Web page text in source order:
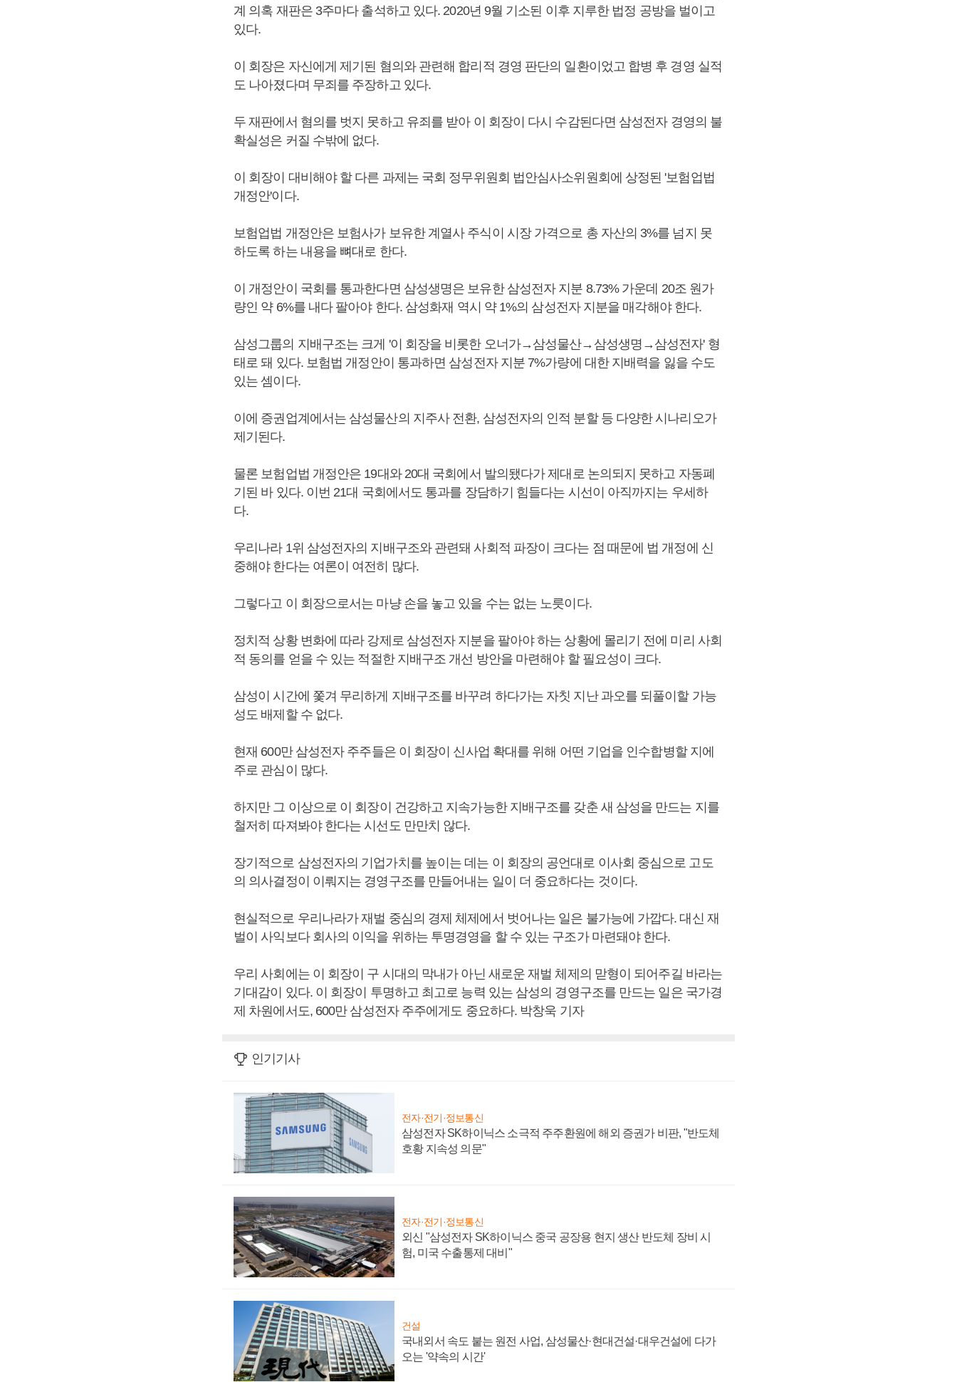
계 의혹 재판은 3주마다 출석하고 있다. 2020년 9월 기소된 이후 지루한 법정 공방을 벌이고
있다.
이 회장은 자신에게 제기된 혐의와 관련해 합리적 경영 판단의 일환이었고 합병 후 경영 실적
도 나아졌다며 무죄를 주장하고 있다.
두 재판에서 혐의를 벗지 못하고 유죄를 받아 이 회장이 다시 수감된다면 삼성전자 경영의 불
확실성은 커질 수밖에 없다.
이 회장이 대비해야 할 다른 과제는 국회 정무위원회 법안심사소위원회에 상정된 '보험업법
개정안'이다.
보험업법 개정안은 보험사가 보유한 계열사 주식이 시장 가격으로 총 자산의 3%를 넘지 못
하도록 하는 내용을 뼈대로 한다.
이 개정안이 국회를 통과한다면 삼성생명은 보유한 삼성전자 지분 8.73% 가운데 20조 원가
량인 약 6%를 내다 팔아야 한다. 삼성화재 역시 약 1%의 삼성전자 지분을 매각해야 한다.
삼성그룹의 지배구조는 크게 '이 회장을 비롯한 오너가→삼성물산→삼성생명→삼성전자' 형
태로 돼 있다. 보험법 개정안이 통과하면 삼성전자 지분 7%가량에 대한 지배력을 잃을 수도
있는 셈이다.
이에 증권업계에서는 삼성물산의 지주사 전환, 삼성전자의 인적 분할 등 다양한 시나리오가
제기된다.
물론 보험업법 개정안은 19대와 20대 국회에서 발의됐다가 제대로 논의되지 못하고 자동폐
기된 바 있다. 이번 21대 국회에서도 통과를 장담하기 힘들다는 시선이 아직까지는 우세하
다.
우리나라 1위 삼성전자의 지배구조와 관련돼 사회적 파장이 크다는 점 때문에 법 개정에 신
중해야 한다는 여론이 여전히 많다.
그렇다고 이 회장으로서는 마냥 손을 놓고 있을 수는 없는 노릇이다.
정치적 상황 변화에 따라 강제로 삼성전자 지분을 팔아야 하는 상황에 몰리기 전에 미리 사회
적 동의를 얻을 수 있는 적절한 지배구조 개선 방안을 마련해야 할 필요성이 크다.
삼성이 시간에 쫓겨 무리하게 지배구조를 바꾸려 하다가는 자칫 지난 과오를 되풀이할 가능
성도 배제할 수 없다.
현재 600만 삼성전자 주주들은 이 회장이 신사업 확대를 위해 어떤 기업을 인수합병할 지에
주로 관심이 많다.
하지만 그 이상으로 이 회장이 건강하고 지속가능한 지배구조를 갖춘 새 삼성을 만드는 지를
철저히 따져봐야 한다는 시선도 만만치 않다.
장기적으로 삼성전자의 기업가치를 높이는 데는 이 회장의 공언대로 이사회 중심으로 고도
의 의사결정이 이뤄지는 경영구조를 만들어내는 일이 더 중요하다는 것이다.
현실적으로 우리나라가 재벌 중심의 경제 체제에서 벗어나는 일은 불가능에 가깝다. 대신 재
벌이 사익보다 회사의 이익을 위하는 투명경영을 할 수 있는 구조가 마련돼야 한다.
우리 사회에는 이 회장이 구 시대의 막내가 아닌 새로운 재벌 체제의 맏형이 되어주길 바라는
기대감이 있다. 이 회장이 투명하고 최고로 능력 있는 삼성의 경영구조를 만드는 일은 국가경
제 차원에서도, 600만 삼성전자 주주에게도 중요하다. 박창욱 기자
인기기사
전자·전기·정보통신
삼성전자 SK하이닉스 소극적 주주환원에 해외 증권가 비판, "반도체
호황 지속성 의문"
전자·전기·정보통신
외신 "삼성전자 SK하이닉스 중국 공장용 현지 생산 반도체 장비 시
험, 미국 수출통제 대비"
건설
국내외서 속도 붙는 원전 사업, 삼성물산·현대건설·대우건설에 다가
오는 '약속의 시간'